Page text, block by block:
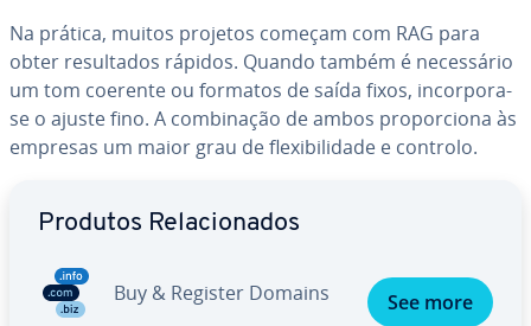
Na prática, muitos projetos começam com RAG para
obter re­sul­ta­dos rápidos. Quando também é ne­ces­sá­rio
um tom coerente ou formatos de saída fixos, incorpora-
se o ajuste fino. A com­bi­na­ção de ambos pro­por­ci­ona às
empresas um maior grau de fle­xi­bi­li­dade e controlo.
Produtos Re­la­ci­o­na­dos
Buy & Register Domains See more